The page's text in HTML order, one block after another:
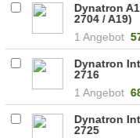
Dynatron
2704 / A19)
1 Angebot
Dynatron
2716
1 Angebot
Dynatron
2725